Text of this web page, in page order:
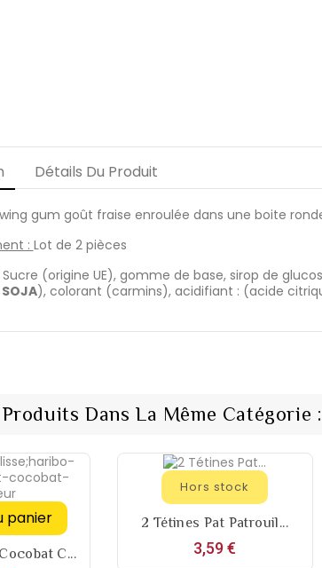
Détails Du Produit
gum goût fraise enroulée dans une boite
: Lot de 2 pièces
Sucre (origine UE), gomme de base, sirop de
SOJA), colorant (carmins), acidifiant : (acide
Dans La Même Catégorie :
panier
C...
Hors stock
2 Tétines Pat Patrouil...
3,59 €